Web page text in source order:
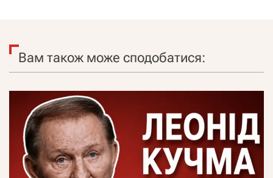
Вам також може сподобатися: